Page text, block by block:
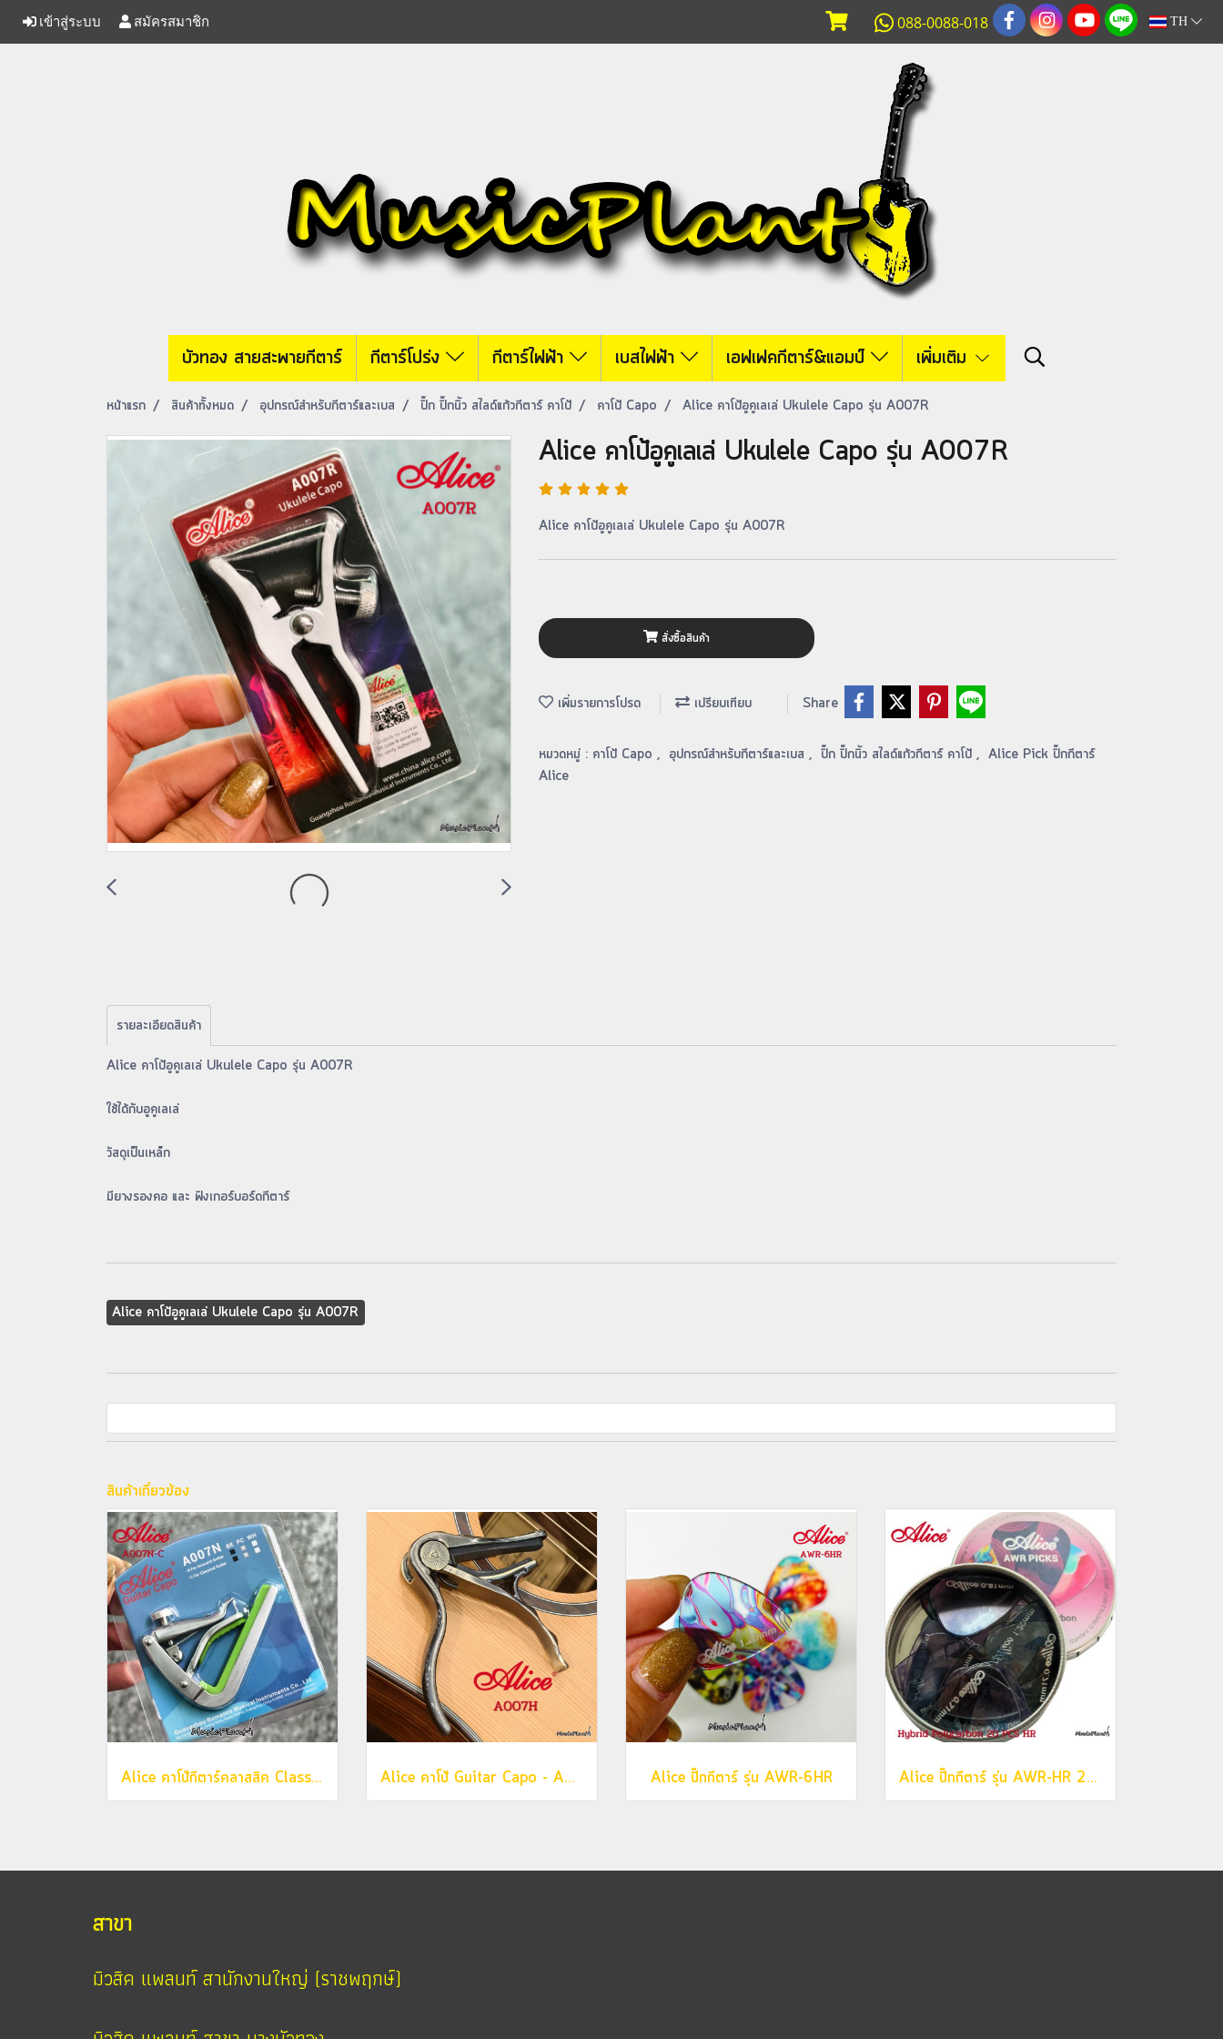
เข้าสู่ระบบ สมัครสมาชิก 088-0088-018 TH
บัวทอง สายสะพายกีตาร์ กีตาร์โปร่ง กีตาร์ไฟฟ้า เบสไฟฟ้า เอฟเฟคกีตาร์&แอมป์ เพิ่มเติม
หน้าแรก สินค้าทั้งหมด อุปกรณ์สำหรับกีตาร์และเบส ปิ๊ก ปิ๊กนิ้ว สไลด์แก้วกีตาร์ คาโป้ คาโป้ Capo Alice คาโป้อูคูเลเล่ Ukulele Capo รุ่น A007R
Alice คาโป้อูคูเลเล่ Ukulele Capo รุ่น A007R
Alice คาโป้อูคูเลเล่ Ukulele Capo รุ่น A007R
สั่งซื้อสินค้า
เพิ่มรายการโปรด เปรียบเทียบ Share
หมวดหมู่ : คาโป้ Capo , อุปกรณ์สำหรับกีตาร์และเบส , ปิ๊ก ปิ๊กนิ้ว สไลด์แก้วกีตาร์ คาโป้ , Alice Pick ปิ๊กกีตาร์
Alice
รายละเอียดสินค้า
Alice คาโป้อูคูเลเล่ Ukulele Capo รุ่น A007R
ใช้ได้กับอูคูเลเล่
วัสดุเป็นเหล็ก
มียางรองคอ และ ฟิงเกอร์บอร์ดกีตาร์
Alice คาโป้อูคูเลเล่ Ukulele Capo รุ่น A007R
สินค้าเกี่ยวข้อง
Alice คาโป้กีตาร์คลาสสิค Classic Guitar Capo รุ่น A007N-C Alice คาโป้ Guitar Capo - A007H Alice ปิ๊กกีตาร์ รุ่น AWR-6HR Alice ปิ๊กกีตาร์ รุ่น AWR-HR 20 pcs
สาขา
มิวสิค แพลนท์ สานักงานใหญ่ (ราชพฤกษ์)